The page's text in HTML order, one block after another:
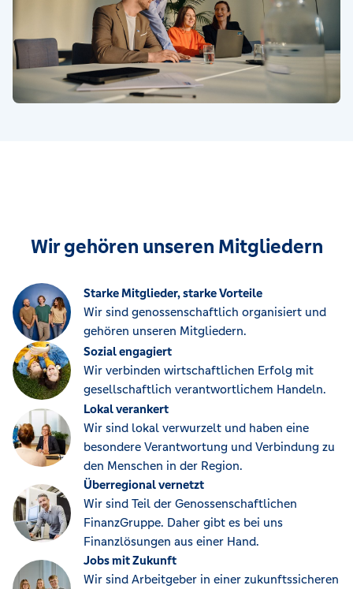
Wir gehören unseren Mitgliedern
Starke Mitglieder, starke Vorteile
Wir sind genossenschaftlich organisiert und
gehören unseren Mitgliedern.
Sozial engagiert
Wir verbinden wirtschaftlichen Erfolg mit
gesellschaftlich verantwortlichem Handeln.
Lokal verankert
Wir sind lokal verwurzelt und haben eine
besondere Verantwortung und Verbindung zu
den Menschen in der Region.
Überregional vernetzt
Wir sind Teil der Genossenschaftlichen
FinanzGruppe. Daher gibt es bei uns
Finanzlösungen aus einer Hand.
Jobs mit Zukunft
Wir sind Arbeitgeber in einer zukunftssicheren